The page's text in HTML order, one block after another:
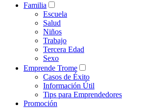
Familia
Escuela
Salud
Niños
Trabajo
Tercera Edad
Sexo
Emprende Trome
Casos de Éxito
Información Útil
Tips para Emprendedores
Promoción